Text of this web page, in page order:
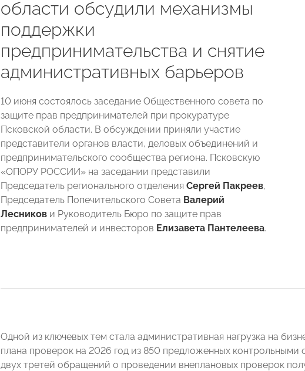
области обсудили механизмы
поддержки
предпринимательства и снятие
административных барьеров
10 июня состоялось заседание Общественного совета по
защите прав предпринимателей при прокуратуре
Псковской области. В обсуждении приняли участие
представители органов власти, деловых объединений и
предпринимательского сообщества региона. Псковскую
«ОПОРУ РОССИИ» на заседании представили
Председатель регионального отделения Сергей Пакреев,
Председатель Попечительского Совета Валерий
Лесников и Руководитель Бюро по защите прав
предпринимателей и инвесторов Елизавета Пантелеева.
Одной из ключевых тем стала административная нагрузка на
плана проверок на 2026 год из 850 предложенных
двух третей обращений о проведении внеплановых проверок